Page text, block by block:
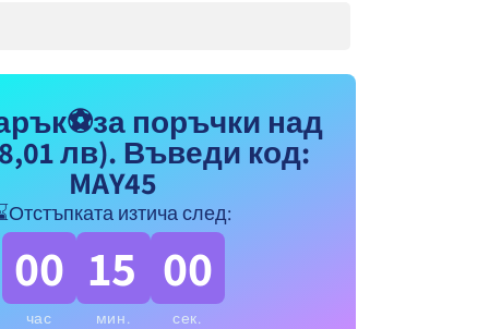
с
чорапи,
якичка
MESSI
10
INTER
поръчки над
лв). Въведи код:
MAY45
изтича след:
00
час
15
мин.
00
сек.